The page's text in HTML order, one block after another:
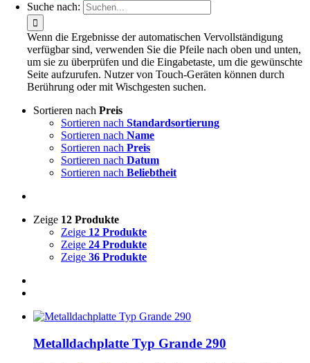
Suche nach:
Wenn die Ergebnisse der automatischen Vervollständigung
verfügbar sind, verwenden Sie die Pfeile nach oben und unten,
um sie zu überprüfen und die Eingabetaste, um die gewünschte
Seite aufzurufen. Nutzer von Touch-Geräten können durch
Berührung oder mit Wischgesten suchen.
Sortieren nach Preis
Sortieren nach Standardsortierung
Sortieren nach Name
Sortieren nach Preis
Sortieren nach Datum
Sortieren nach Beliebtheit
Zeige 12 Produkte
Zeige 12 Produkte
Zeige 24 Produkte
Zeige 36 Produkte
Metalldachplatte Typ Grande 290